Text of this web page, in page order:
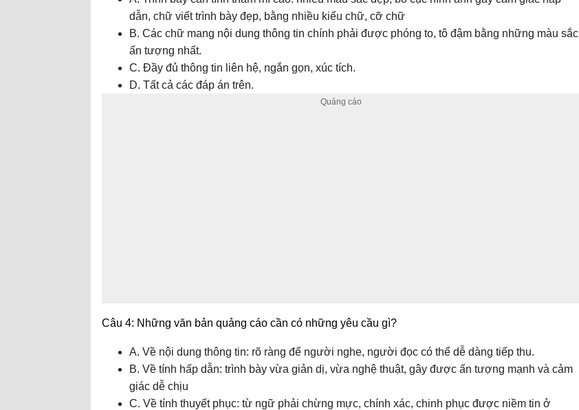
dẫn, chữ viết trình bày đẹp, bằng nhiều kiểu chữ, cỡ chữ
B. Các chữ mang nội dung thông tin chính phải được phóng to, tô đậm bằng những màu sắc
ấn tượng nhất.
C. Đầy đủ thông tin liên hệ, ngắn gọn, xúc tích.
D. Tất cả các đáp án trên.
Câu 4: Những văn bản quảng cáo cần có những yêu cầu gì?
A. Về nội dung thông tin: rõ ràng để người nghe, người đọc có thể dễ dàng tiếp thu.
B. Về tính hấp dẫn: trình bày vừa giản dị, vừa nghệ thuật, gây được ấn tượng mạnh và cảm
giác dễ chịu
C. Về tính thuyết phục: từ ngữ phải chừng mực, chính xác, chinh phục được niềm tin ở